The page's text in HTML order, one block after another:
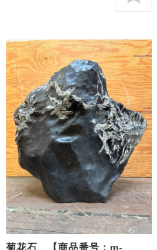
菊花石 【商品番号：m-